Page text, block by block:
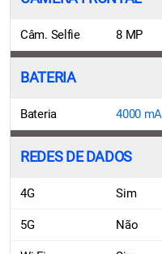
Câm. Selfie 8 MP
BATERIA
Bateria 4000
REDES DE DADOS
4G Sim
5G Não